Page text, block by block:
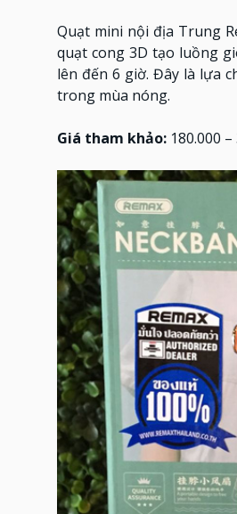
Quạt mini nội địa Trung
quạt cong 3D tạo luồng
lên đến 6 giờ. Đây là lựa
trong mùa nóng.
Giá tham khảo: 180.000